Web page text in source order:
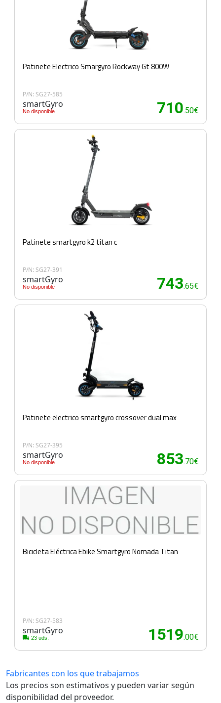
Patinete Electrico Smargyro Rockway Gt 800W
P/N: SG27-585
smartGyro
No disponible 710.50€
Patinete smartgyro k2 titan c
P/N: SG27-391
smartGyro
No disponible 743.65€
Patinete electrico smartgyro crossover dual max
P/N: SG27-395
smartGyro
No disponible 853.70€
Bicicleta Eléctrica Ebike Smartgyro Nomada Titan
P/N: SG27-583
smartGyro
23 uds. 1519.00€
Fabricantes con los que trabajamos
Los precios son estimativos y pueden variar según
disponibilidad del proveedor.